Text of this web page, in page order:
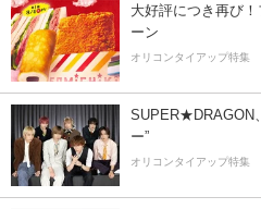
大好評につき再び
ーン
オリコンタイアップ特集
SUPER★DRAGON
ー”
オリコンタイアップ特集